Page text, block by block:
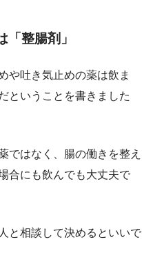
整腸剤」
や吐き気止めの薬は飲ま
ということを書きました
ではなく、腸の働きを整え
合にも飲んでも大丈夫で
と相談して決めるといいで